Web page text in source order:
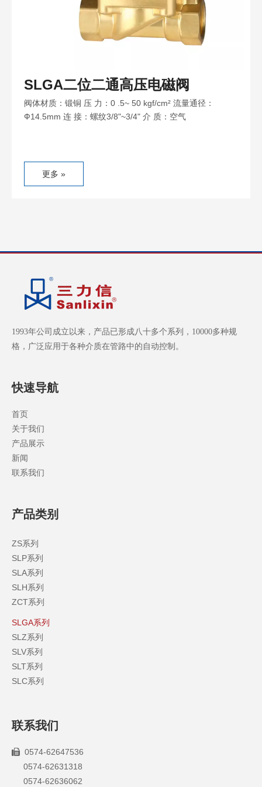
SLGA二位二通高压电磁阀
阀体材质：锻铜 压 力：0 .5~ 50 kgf/cm² 流量通径：
Ф14.5mm 连 接：螺纹3/8"~3/4" 介 质：空气
更多 »
1993年公司成立以来，产品已形成八十多个系列，10000多种规
格，广泛应用于各种介质在管路中的自动控制。
快速导航
首页
关于我们
产品展示
新闻
联系我们
产品类别
ZS系列
SLP系列
SLA系列
SLH系列
ZCT系列
SLGA系列
SLZ系列
SLV系列
SLT系列
SLC系列
联系我们
 0574-62647536
0574-62631318
0574-62636062